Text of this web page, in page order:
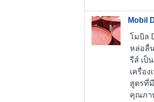
Mobil
โมบิล
หล่อลื่
รีส์ เป็
เครื่อ
สูตรที่
คุณภา